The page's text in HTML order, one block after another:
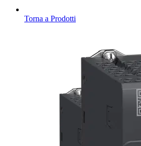
Torna a Prodotti